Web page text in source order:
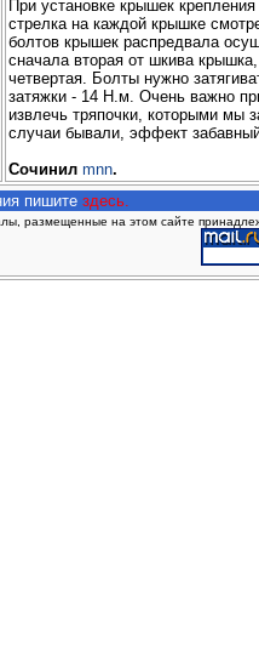
При установке крышек
стрелка на каждой крышке
болтов крышек распредвала
сначала вторая от шкива
четвертая. Болты нужно
затяжки - 14 Н.м. Очень важно
извлечь тряпочки, которыми мы
случаи бывали, эффект
Сочинил mnn.
пишите здесь.
размещенные на этом сайте